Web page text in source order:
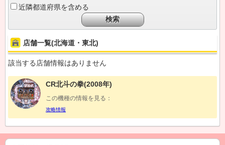
近隣都道府県を含める
店舗一覧(北海道・東北)
該当する店舗情報はありません
CR北斗の拳(2008年)
この機種の情報を見る：
攻略情報